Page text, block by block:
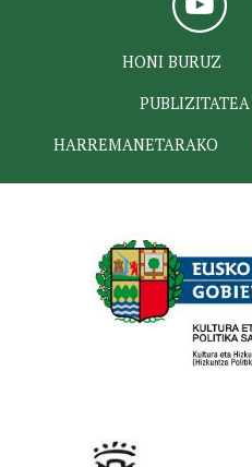
HONI BURUZ
PUBLIZITATEA
HARREMANETARAKO